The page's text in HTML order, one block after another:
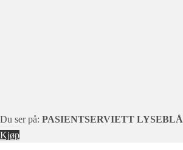
Du ser på: PASIENTSERVIETT LYSEBLÅ
Kjøp